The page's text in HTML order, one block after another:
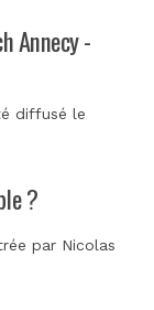
Annecy -
diffusé le
?
par Nicolas